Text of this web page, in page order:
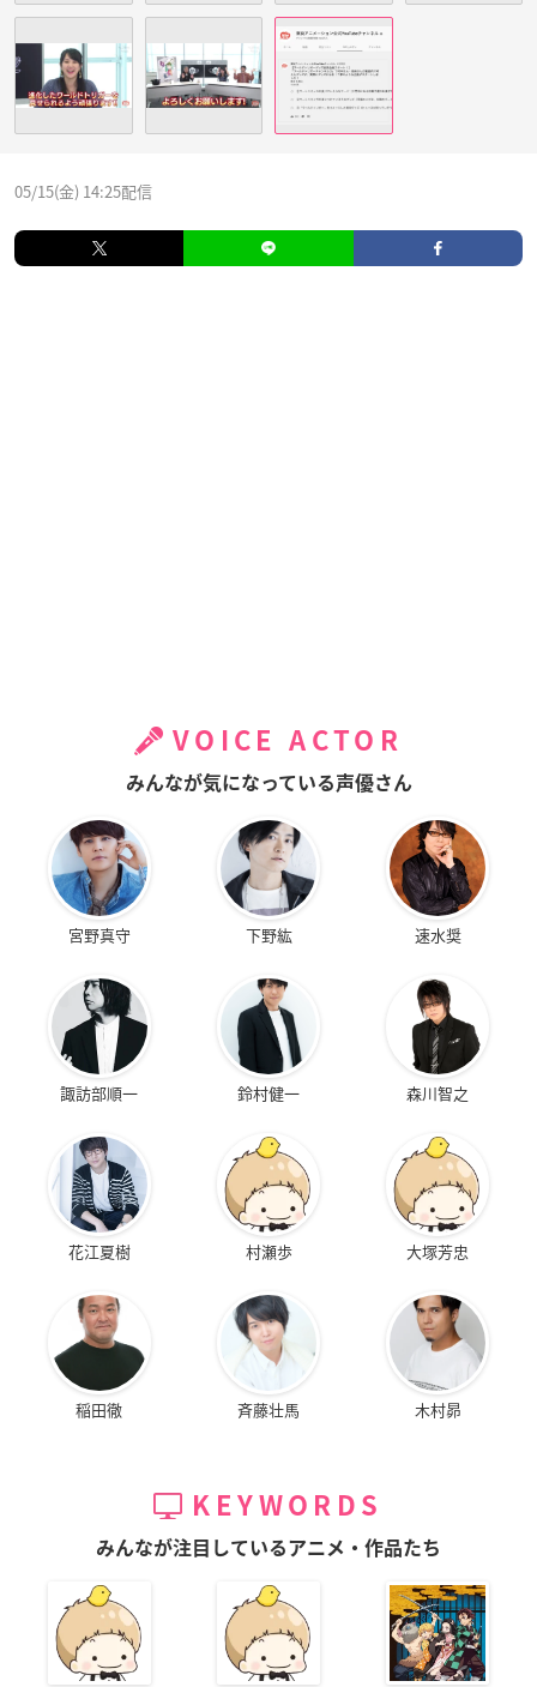
05/15(金) 14:25配信
VOICE ACTOR
みんなが気になっている声優さん
宮野真守 下野紘 速水奨
諏訪部順一 鈴村健一 森川智之
花江夏樹 村瀬歩 大塚芳忠
稲田徹 斉藤壮馬 木村昴
KEYWORDS
みんなが注目しているアニメ・作品たち